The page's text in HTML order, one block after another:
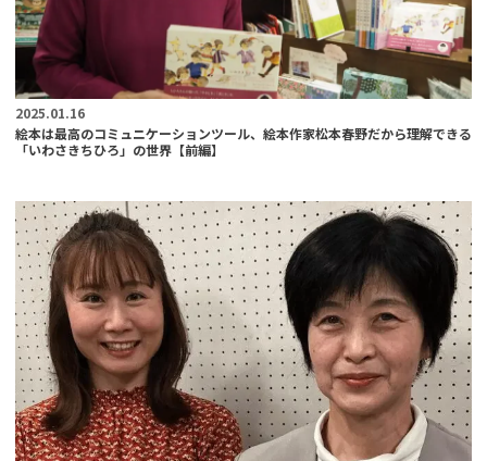
2025.01.16
絵本は最高のコミュニケーションツール、絵本作家松本春野だから理解できる
「いわさきちひろ」の世界【前編】